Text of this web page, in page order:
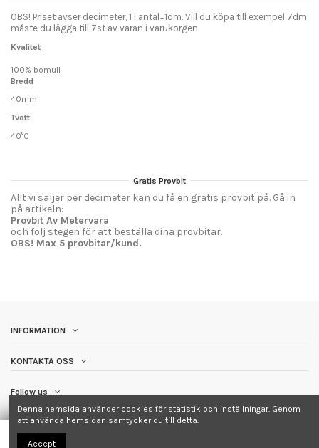
OBS! Priset avser decimeter, 1 i antal=1dm. Vill du köpa till exempel 7dm
måste du lägga till 7st av varan i varukorgen
Kvalitet
100% bomull
Bredd
40mm
Tvätt
40°C
Gratis Provbit
Allt vi säljer per decimeter kan du få en gratis provbit på. Gå in
på artikeln:
Provbit Av Metervara
och följ stegen för att beställa dina provbitar.
OBS! Max 5 provbitar/kund.
INFORMATION
KONTAKTA OSS
Follow us
Denna hemsida använder cookies för statistik och inställningar. Genom
att använda hemsidan samtycker du till detta.
Accept